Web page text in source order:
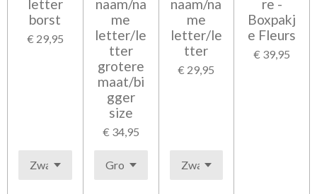
letter
borst
€ 29,95
naam/na
me
letter/le
tter
grotere
maat/bi
gger
size
€ 34,95
naam/na
me
letter/le
tter
€ 29,95
re -
Boxpakj
e Fleurs
€ 39,95